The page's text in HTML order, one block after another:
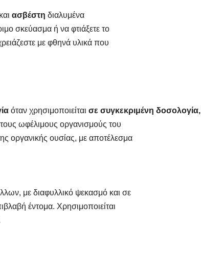
και ασβέστη διαλυμένα
σκεύασμα ή να φτιάξετε το
με φθηνά υλικά που
όταν χρησιμοποιείται σε συγκεκριμένη δοσολογία,
ωφέλιμους οργανισμούς του
οργανικής ουσίας, με αποτέλεσμα
με διαφυλλικό ψεκασμό και σε
έντομα. Χρησιμοποιείται